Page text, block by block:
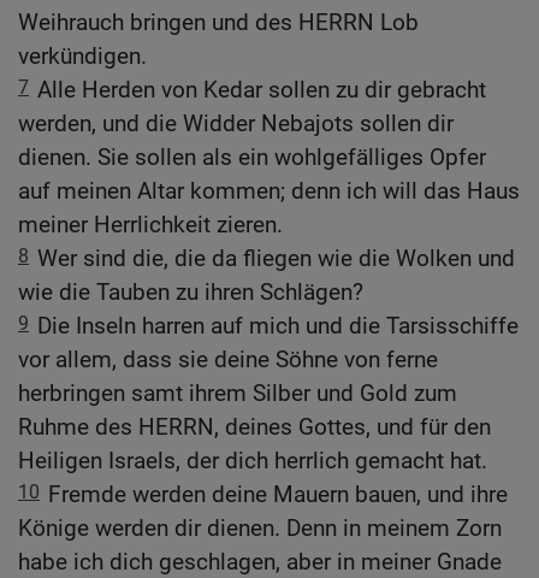
Weihrauch bringen und des HERRN Lob
verkündigen.
7 Alle Herden von Kedar sollen zu dir gebracht
werden, und die Widder Nebajots sollen dir
dienen. Sie sollen als ein wohlgefälliges Opfer
auf meinen Altar kommen; denn ich will das Haus
meiner Herrlichkeit zieren.
8 Wer sind die, die da fliegen wie die Wolken und
wie die Tauben zu ihren Schlägen?
9 Die Inseln harren auf mich und die Tarsisschiffe
vor allem, dass sie deine Söhne von ferne
herbringen samt ihrem Silber und Gold zum
Ruhme des HERRN, deines Gottes, und für den
Heiligen Israels, der dich herrlich gemacht hat.
10 Fremde werden deine Mauern bauen, und ihre
Könige werden dir dienen. Denn in meinem Zorn
habe ich dich geschlagen, aber in meiner Gnade